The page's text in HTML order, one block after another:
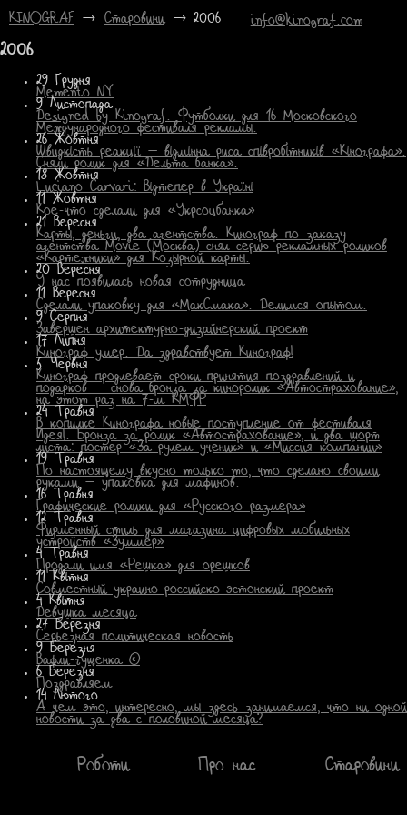
KINOGRAF → Старовини → 2006 info@kinograf.com
2006
29 Грудня
Memento NY
9 Листопада
Designed by Kinograf. Футболки для 16 Московского
Международного фестиваля рекламы.
26 Жовтня
Швидкість реакції — відмінна риса співробітників «Кінографа».
Сняли ролик для «Дельта банка».
18 Жовтня
Luciano Carvari: Відтепер в Україні
11 Жовтня
Кое-что сделали для «Укрсоцбанка»
21 Вересня
Карты, деньги, два агентства. Кинограф по заказу
агентства Movie (Москва) снял серию рекламных роликов
«Картежники» для Козырной карты.
20 Вересня
У нас появилась новая сотрудница
11 Вересня
Сделали упаковку для «МакСмака». Делимся опытом.
9 Серпня
Завершен архитектурно-дизайнерский проект
17 Липня
Кинограф умер. Да здравствует Кинограф!
5 Червня
Кинограф продлевает сроки принятия поздравлений и
подарков — снова бронза за киноролик «Автострахование»,
на этот раз на 7-м КМФР
24 Травня
В копилке Кинографа новые поступление от фестиваля
Идея!. Бронза за ролик «Автострахование», и два шорт
листа: постер «За рулем ученик» и «Миссия компании»
19 Травня
По настоящему вкусно только то, что сделано своими
руками — упаковка для мафинов.
16 Травня
Графические ролики для «Русского размера»
12 Травня
Фирменный стиль для магазина цифровых мобильных
устройств «Зуммер»
4 Травня
Продали имя «Решка» для орешков
11 Квітня
Совместный украино-российско-эстонский проект
4 Квітня
Девушка месяца
27 Березня
Серьезная политическая новость
9 Березня
Вафли-гущенка ©
6 Березня
Поздравляем
14 Лютого
А чем это, интересно, мы здесь занимаемся, что ни одной
новости за два с половиной месяца?
Роботи Про нас Старовини